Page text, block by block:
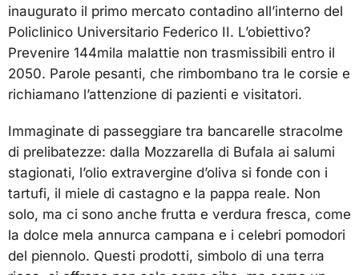
inaugurato il primo mercato contadino all’interno del
Policlinico Universitario Federico II. L’obiettivo?
Prevenire 144mila malattie non trasmissibili entro il
2050. Parole pesanti, che rimbombano tra le corsie e
richiamano l’attenzione di pazienti e visitatori.
Immaginate di passeggiare tra bancarelle stracolme
di prelibatezze: dalla Mozzarella di Bufala ai salumi
stagionati, l’olio extravergine d’oliva si fonde con i
tartufi, il miele di castagno e la pappa reale. Non
solo, ma ci sono anche frutta e verdura fresca, come
la dolce mela annurca campana e i celebri pomodori
del piennolo. Questi prodotti, simbolo di una terra